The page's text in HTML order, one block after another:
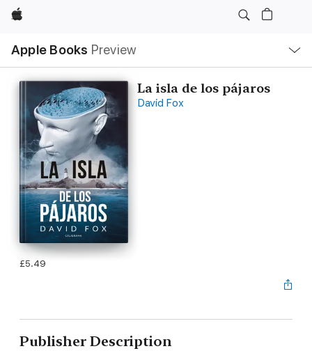
Apple
Apple Books Preview
Nav
Open
Menu
La isla de los pájaros
David Fox
£5.49
Publisher Description